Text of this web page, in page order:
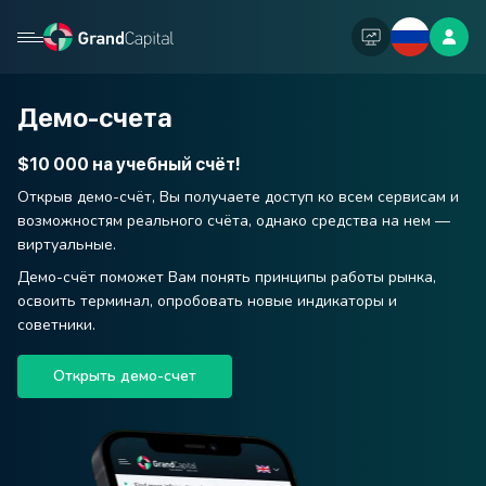
Демо-счета
$10 000 на учебный счёт!
Открыв демо-счёт, Вы получаете доступ ко всем сервисам и
возможностям реального счёта, однако средства на нем —
виртуальные.
Демо-счёт поможет Вам понять принципы работы рынка,
освоить терминал, опробовать новые индикаторы и
советники.
Открыть демо-счет